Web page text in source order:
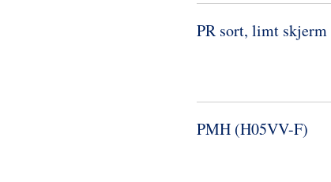
PR sort, limt skjerm
PMH (H05VV-​F)